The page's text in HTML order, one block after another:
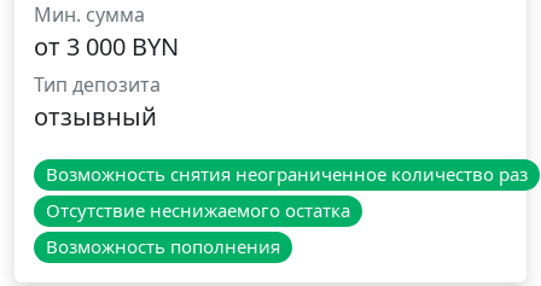
Мин. сумма
от 3 000 BYN
Тип депозита
отзывный
Возможность снятия неограниченное количество раз
Отсутствие неснижаемого остатка
Возможность пополнения